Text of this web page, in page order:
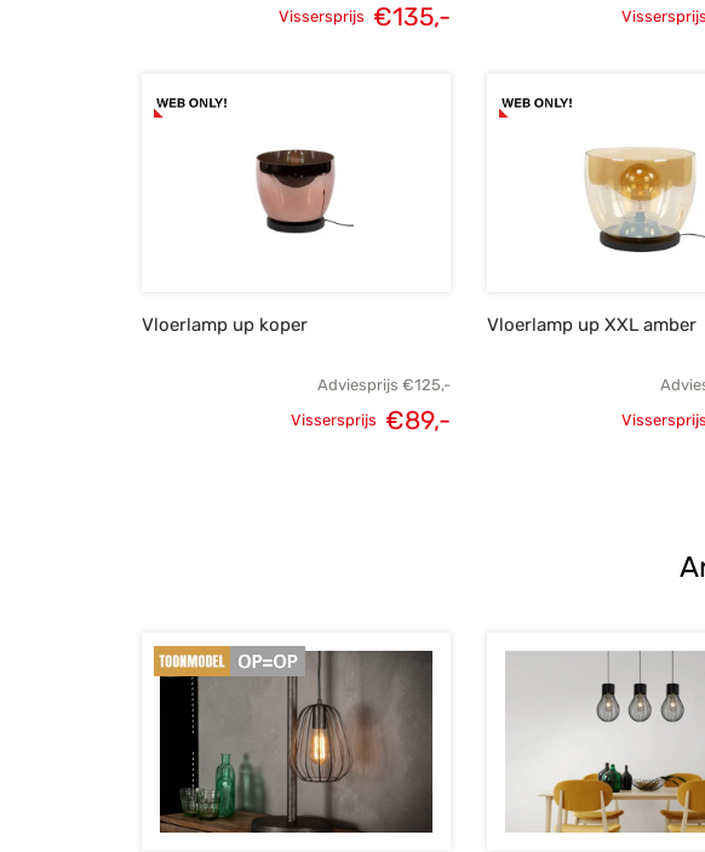
Vissersprijs €135,-
€135,-.
Vissersprijs
Vloerlamp up koper
Adviesprijs €125,-
Vissersprijs €89,-
Vloerlamp up XXL amber
Vissersprijs